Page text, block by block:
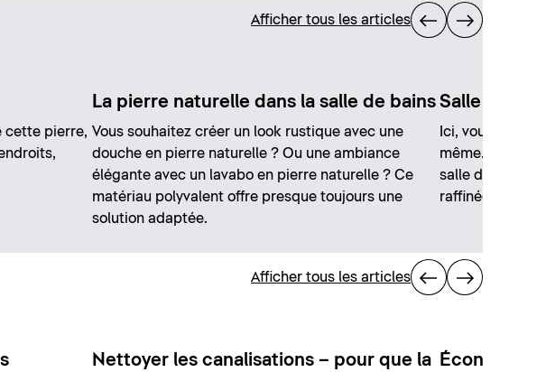
Afficher tous les articles
cette pierre,
La pierre naturelle dans la salle de bains
Vous souhaitez créer un look rustique avec une
douche en pierre naturelle ? Ou une ambiance
élégante avec un lavabo en pierre naturelle ? Ce
matériau polyvalent offre presque toujours une
solution adaptée.
Salle de
Ici, vous
même. Nous
salle de bain
raffinée.
Afficher tous les articles
Nettoyer les canalisations – pour que la